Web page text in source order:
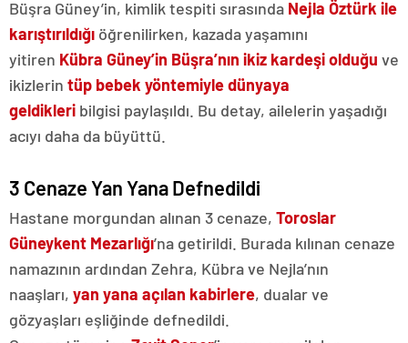
Büşra Güney’in, kimlik tespiti sırasında Nejla Öztürk ile
karıştırıldığı öğrenilirken, kazada yaşamını
yitiren Kübra Güney’in Büşra’nın ikiz kardeşi olduğu ve
ikizlerin tüp bebek yöntemiyle dünyaya
geldikleri bilgisi paylaşıldı. Bu detay, ailelerin yaşadığı
acıyı daha da büyüttü.
3 Cenaze Yan Yana Defnedildi
Hastane morgundan alınan 3 cenaze, Toroslar
Güneykent Mezarlığı’na getirildi. Burada kılınan cenaze
namazının ardından Zehra, Kübra ve Nejla’nın
naaşları, yan yana açılan kabirlere, dualar ve
gözyaşları eşliğinde defnedildi.